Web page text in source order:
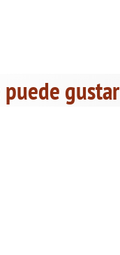
gustar